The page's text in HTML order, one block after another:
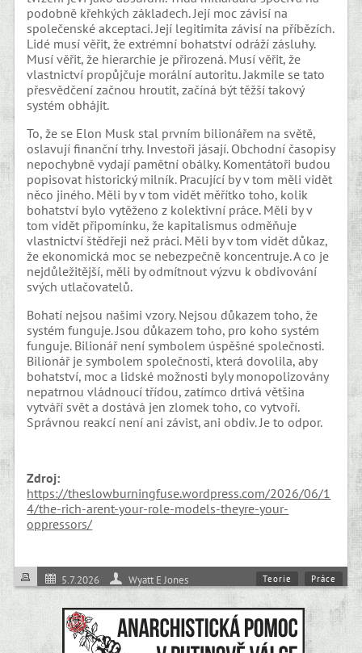
podobně křehkých základech. Její moc závisí na
společenské akceptaci. Její legitimita závisí na příbězích.
Lidé musí věřit, že extrémní bohatství odráží zásluhy.
Musí věřit, že hierarchie je přirozená. Musí věřit, že
vlastnictví propůjčuje morální autoritu. Jakmile se tato
přesvědčení začnou hroutit, začíná být těžší takový
systém obhájit.
To, že se Elon Musk stal prvním bilionářem na světě,
oslavují finanční trhy. Investoři jásají. Obchodní časopisy
nepochybně vydají pamětní obálky. Komentátoři budou
popisovat historický milník. Pracující by v tom měli vidět
něco jiného. Měli by v tom vidět měřítko toho, kolik
bohatství bylo vytěženo z kolektivní práce. Měli by v
tom vidět připomínku, že kapitalismus odměňuje
vlastnictví štědřeji než práci. Měli by v tom vidět důkaz,
že ekonomická moc se nebezpečně koncentruje. A co je
nejdůležitější, měli by odmítnout výzvu k obdivování
svých utlačovatelů.
Bohatí nejsou našimi vzory. Nejsou důkazem toho, že
systém funguje. Jsou důkazem toho, pro koho systém
funguje. Bilionář není symbolem úspěšné společnosti.
Bilionář je symbolem společnosti, která dovolila, aby
bohatství, moc a lidské možnosti byly monopolizovány
nepatrnou vládnoucí třídou, zatímco drtivá většina
vytváří svět a dostává jen zlomek toho, co vytvoří.
Správnou reakcí není ani závist, ani obdiv. Je to odpor.
Zdroj:
https://theslowburningfuse.wordpress.com/2026/06/1
4/the-rich-arent-your-role-models-theyre-your-
oppressors/
5.7.2026 Wyatt E Jones Teorie Práce